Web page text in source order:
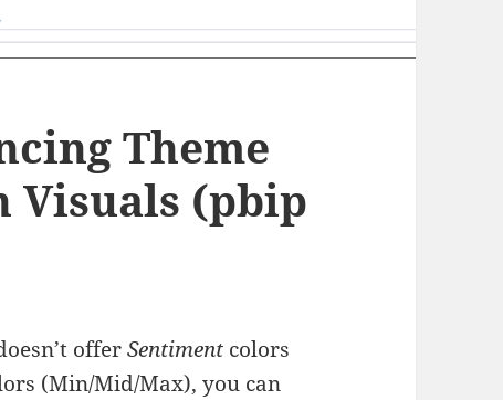
Theme
Visuals (pbip
offerSentiment colors
(Min/Mid/Max), you can